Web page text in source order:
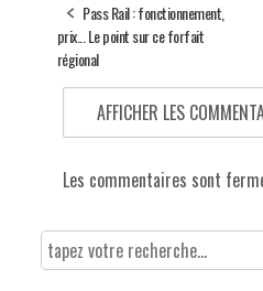
Pass Rail : fonctionnement,
prix... Le point sur ce forfait
régional
AFFICHER LES
Les commentaires sont